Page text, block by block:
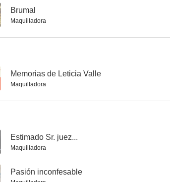
Brumal
Maquilladora
Memorias de Leticia Valle
Maquilladora
Estimado Sr. juez...
Maquilladora
Pasión inconfesable